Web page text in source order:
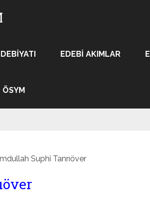
EDEBI AKIMLAR
ÖSYM
Suphi Tanrıöver